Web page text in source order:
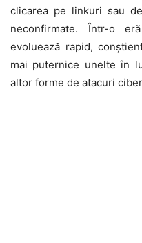
clicarea pe linkuri sau
neconfirmate. Într-o
evoluează rapid,
mai puternice unelte în
altor forme de atacuri